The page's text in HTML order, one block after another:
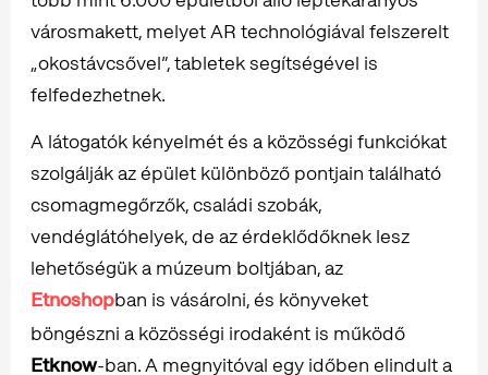
városmakett, melyet AR technológiával felszerelt
„okostávcsővel”, tabletek segítségével is
felfedezhetnek.
A látogatók kényelmét és a közösségi funkciókat
szolgálják az épület különböző pontjain található
csomagmegőrzők, családi szobák,
vendéglátóhelyek, de az érdeklődőknek lesz
lehetőségük a múzeum boltjában, az
Etnoshopban is vásárolni, és könyveket
böngészni a közösségi irodaként is működő
Etknow-ban. A megnyitóval egy időben elindult a